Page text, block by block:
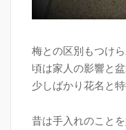
梅との区別もつけ
頃は家人の影響と
少しばかり花名と
昔は手入れのこと